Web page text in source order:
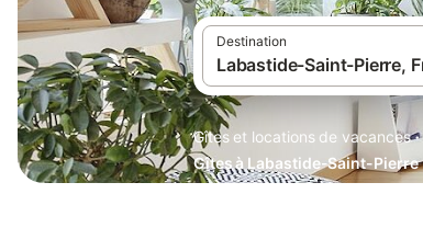
Destination
Gîtes et locations de vacances ·
Gîtes à Labastide-Saint-Pierre